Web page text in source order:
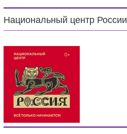
Национальный центр России